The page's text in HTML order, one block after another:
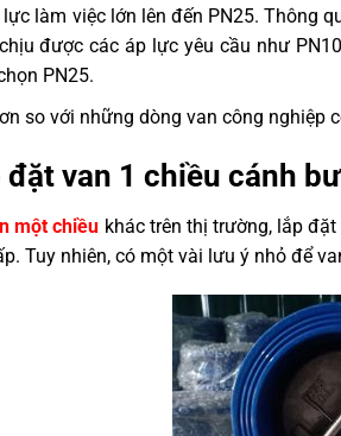
làm việc lớn lên đến PN25. Thông
được các áp lực yêu cầu như
PN25.
so với những dòng van công nghiệp
van 1 chiều cánh
một chiều khác trên thị trường, lắp
Tuy nhiên, có một vài lưu ý nhỏ để